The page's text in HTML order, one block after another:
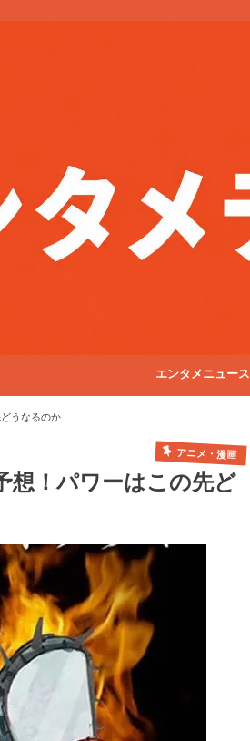
エンタメニュース
うなるのか
アニメ・漫画
想！パワーはこの先ど